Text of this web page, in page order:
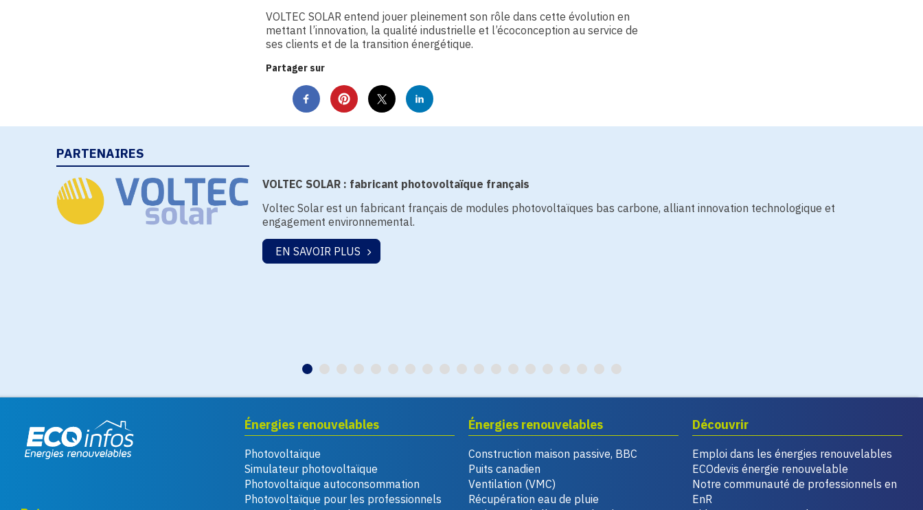
VOLTEC SOLAR entend jouer pleinement son rôle dans cette évolution en
mettant l’innovation, la qualité industrielle et l’écoconception au service de
ses clients et de la transition énergétique.
Partager sur
PARTENAIRES
VOLTEC SOLAR : fabricant photovoltaïque français
Voltec Solar est un fabricant français de modules photovoltaïques bas carbone, alliant innovation technologique et
engagement environnemental.
EN SAVOIR PLUS
Énergies renouvelables
Photovoltaïque
Simulateur photovoltaïque
Photovoltaïque autoconsommation
Photovoltaïque pour les professionnels
Énergies renouvelables
Construction maison passive, BBC
Puits canadien
Ventilation (VMC)
Récupération eau de pluie
Découvrir
Emploi dans les énergies renouvelables
ECOdevis énergie renouvelable
Notre communauté de professionnels en
EnR